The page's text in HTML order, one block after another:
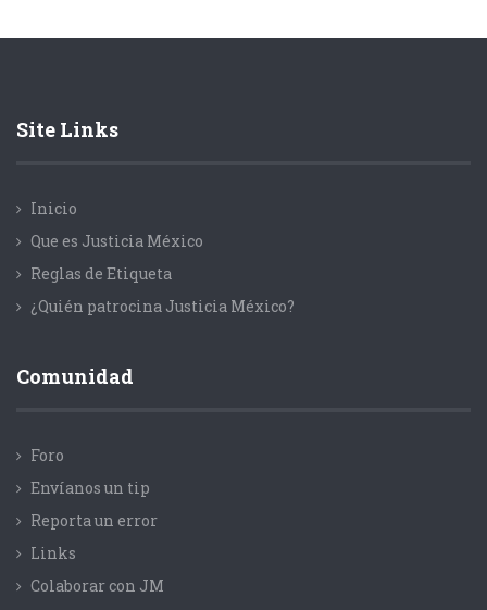
Site Links
Inicio
Que es Justicia México
Reglas de Etiqueta
¿Quién patrocina Justicia México?
Comunidad
Foro
Envíanos un tip
Reporta un error
Links
Colaborar con JM